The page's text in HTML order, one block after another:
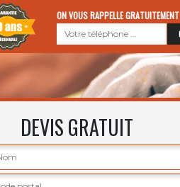
ON VOUS RAPPELLE GRATUITEMENT
DEVIS GRATUIT